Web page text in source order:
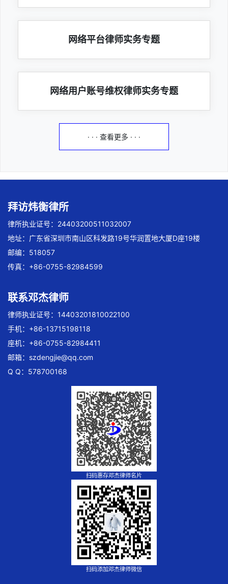
网络平台律师实务专题
网络用户账号维权律师实务专题
· · · 查看更多 · · ·
拜访炜衡律所
律所执业证号：24403200511032007
地址：广东省深圳市南山区科发路19号华润置地大厦D座19楼
邮编：518057
传真：+86-0755-82984599
联系邓杰律师
律师执业证号：14403201810022100
手机：+86-13715198118
座机：+86-0755-82984411
邮箱： szdengjie@qq.com
Q Q：578700168
扫码惠存邓杰律师名片
扫码添加邓杰律师微信